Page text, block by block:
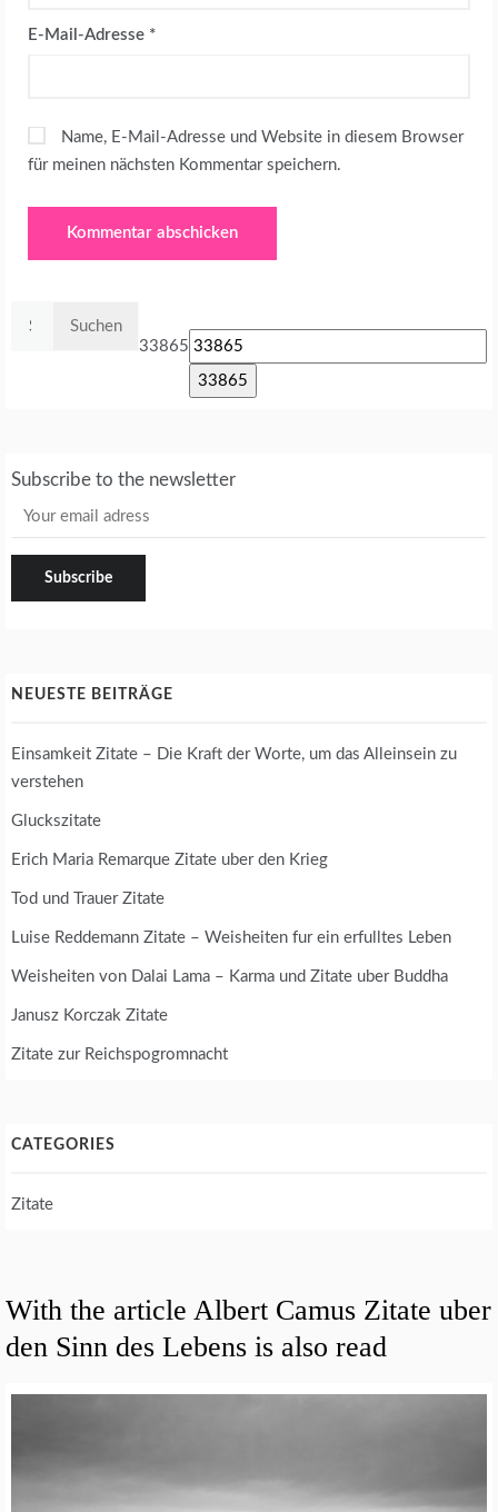
E-Mail-Adresse *
Name, E-Mail-Adresse und Website in diesem Browser
für meinen nächsten Kommentar speichern.
33865
Subscribe to the newsletter
NEUESTE BEITRÄGE
Einsamkeit Zitate – Die Kraft der Worte, um das Alleinsein zu
verstehen
Gluckszitate
Erich Maria Remarque Zitate uber den Krieg
Tod und Trauer Zitate
Luise Reddemann Zitate – Weisheiten fur ein erfulltes Leben
Weisheiten von Dalai Lama – Karma und Zitate uber Buddha
Janusz Korczak Zitate
Zitate zur Reichspogromnacht
CATEGORIES
Zitate
With the article Albert Camus Zitate uber
den Sinn des Lebens is also read